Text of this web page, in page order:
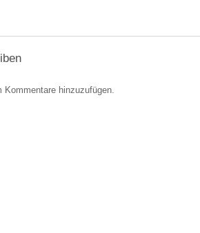
hinzuzufügen.